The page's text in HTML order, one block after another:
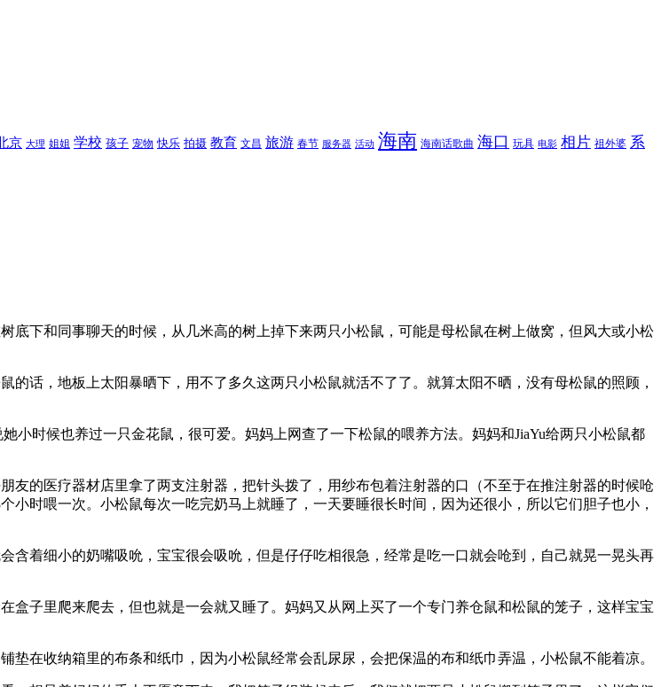
京 大理 姐姐 学校 孩子 宠物 快乐 拍摄 教育 文昌 旅游 春节 服务器 活动 海南 海南话歌曲 海口 玩具 电影 相片 祖外婆 系
底下和同事聊天的时候，从几米高的树上掉下来两只小松鼠，可能是母松鼠在树上做窝，但风大或小松
话，地板上太阳暴晒下，用不了多久这两只小松鼠就活不了了。就算太阳不晒，没有母松鼠的照顾，
小时候也养过一只金花鼠，很可爱。妈妈上网查了一下松鼠的喂养方法。妈妈和JiaYu给两只小松鼠都
的医疗器材店里拿了两支注射器，把针头拨了，用纱布包着注射器的口（不至于在推注射器的时候呛
时喂一次。小松鼠每次一吃完奶马上就睡了，一天要睡很长时间，因为还很小，所以它们胆子也小，
着细小的奶嘴吸吮，宝宝很会吸吮，但是仔仔吃相很急，经常是吃一口就会呛到，自己就晃一晃头再
子里爬来爬去，但也就是一会就又睡了。妈妈又从网上买了一个专门养仓鼠和松鼠的笼子，这样宝宝
在收纳箱里的布条和纸巾，因为小松鼠经常会乱尿尿，会把保温的布和纸巾弄温，小松鼠不能着凉。